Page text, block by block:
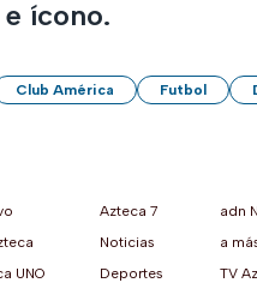
ícono.
Club América Futbol
pestaña)
pestaña)
nueva pestaña)
una nueva pestaña)
en una nueva pestaña)
(se abre en una nueva
(se abre en una nueva
UNO
Azteca 7
Noticias
Deportes
adn
a
TV